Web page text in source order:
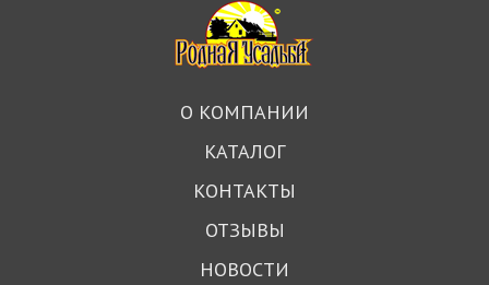
О КОМПАНИИ
КАТАЛОГ
КОНТАКТЫ
ОТЗЫВЫ
НОВОСТИ